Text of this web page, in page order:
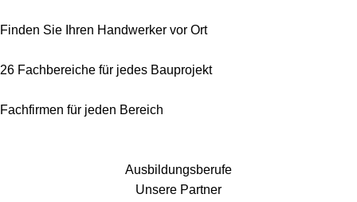
Finden Sie Ihren Handwerker vor Ort
26 Fachbereiche für jedes Bauprojekt
Fachfirmen für jeden Bereich
Ausbildungsberufe
Unsere Partner